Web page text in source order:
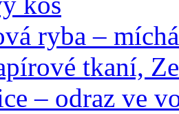
ryba –
tkaní,
– odraz ve